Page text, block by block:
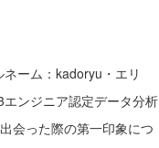
ーム：kadoryu・エリ
ンジニア認定データ分析
会った際の第一印象につ